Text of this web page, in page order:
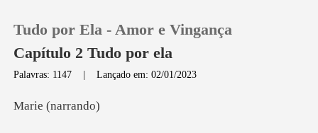
Tudo por Ela - Amor e Vingança
Capítulo 2 Tudo por ela
Palavras: 1147 |Lançado em: 02/01/2023
(nar